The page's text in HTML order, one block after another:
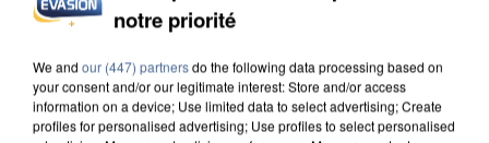
INCENDIES : L’ÎLE-DE-FRANCE LANCE UN ÉLAN
DE SOLIDARITÉ AVEC LES...
notre priorité
We and our (447) partnersdo the following data processing based on
your consent and/or our legitimate interest: Store and/or access
information on a device; Use limited data to select advertising; Create
profiles for personalised advertising; Use profiles to select personalised